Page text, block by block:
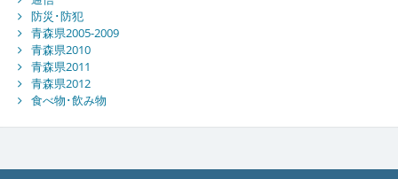
防災･防犯
青森県2005-2009
青森県2010
青森県2011
青森県2012
食べ物･飲み物